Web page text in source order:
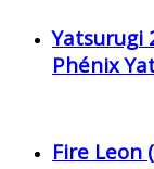
Yatsurugi
Phénix
Fire Leon